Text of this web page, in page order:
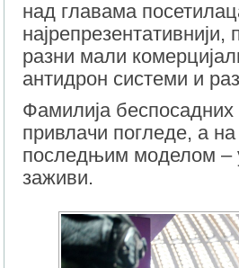
над главама
разни мали
антидрон системи и
Фамилија
привлачи погледе, а
последњим моделом –
заживи.